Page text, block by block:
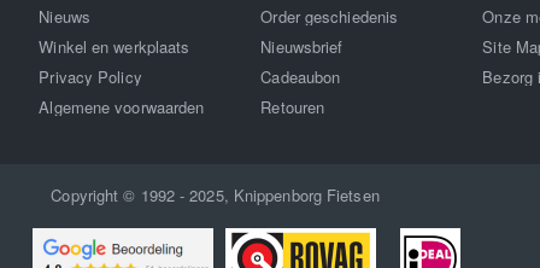
Nieuws
Winkel en werkplaats
Privacy Policy
Algemene voorwaarden
Order geschiedenis
Nieuwsbrief
Cadeaubon
Retouren
Onze
Site
Bezorg
Copyright © 1992 - 2025, Knippenborg Fietsen